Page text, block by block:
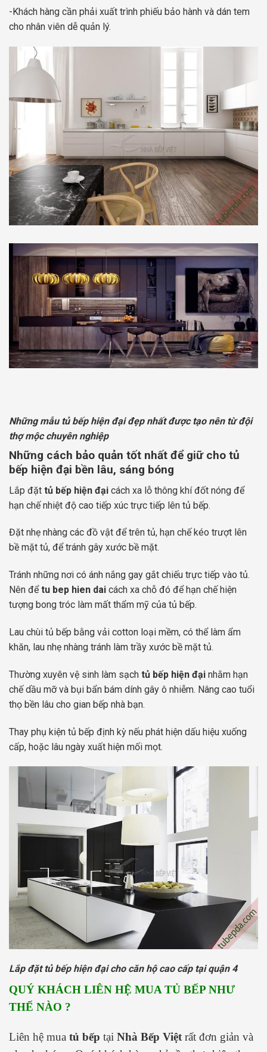
-Khách hàng cần phải xuất trình phiếu bảo hành và dán tem
cho nhân viên dễ quản lý.
Những mẫu tủ bếp hiện đại đẹp nhất được tạo nên từ đội
thợ mộc chuyên nghiệp
Những cách bảo quản tốt nhất để giữ cho tủ
bếp hiện đại bền lâu, sáng bóng
Lắp đặt tủ bếp hiện đại cách xa lỗ thông khí đốt nóng để
hạn chế nhiệt độ cao tiếp xúc trực tiếp lên tủ bếp.
Đặt nhẹ nhàng các đồ vật để trên tủ, hạn chế kéo trượt lên
bề mặt tủ, để tránh gây xước bề mặt.
Tránh những nơi có ánh nắng gay gắt chiếu trực tiếp vào tủ.
Nên đểtu bep hien dai cách xa chỗ đó để hạn chế hiện
tượng bong tróc làm mất thẩm mỹ của tủ bếp.
Lau chùi tủ bếp bằng vải cotton loại mềm, có thể làm ẩm
khăn, lau nhẹ nhàng tránh làm trầy xước bề mặt tủ.
Thường xuyên vệ sinh làm sạch tủ bếp hiện đại nhằm hạn
chế dầu mỡ và bụi bẩn bám dính gây ô nhiễm. Nâng cao tuổi
thọ bền lâu cho gian bếp nhà bạn.
Thay phụ kiện tủ bếp định kỳ nếu phát hiện dấu hiệu xuống
cấp, hoặc lâu ngày xuất hiện mối mọt.
Lắp đặt tủ bếp hiện đại cho căn hộ cao cấp tại quận 4
QUÝ KHÁCH LIÊN HỆ MUA TỦ BẾP NHƯ
THẾ NÀO ?
Liên hệ mua tủ bếp tại Nhà Bếp Việt rất đơn giản và